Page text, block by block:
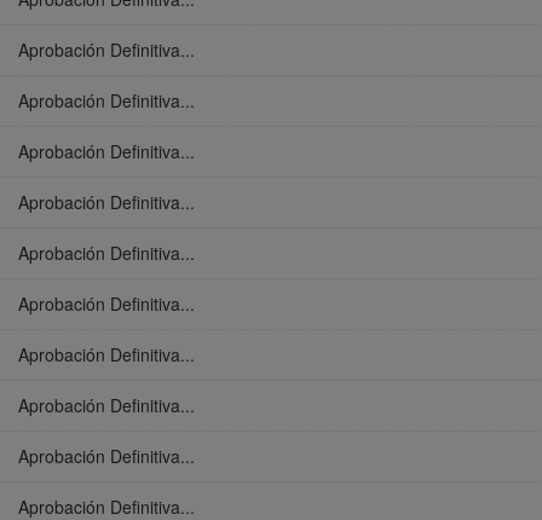
Aprobación Definitiva...
Aprobación Definitiva...
Aprobación Definitiva...
Aprobación Definitiva...
Aprobación Definitiva...
Aprobación Definitiva...
Aprobación Definitiva...
Aprobación Definitiva...
Aprobación Definitiva...
Aprobación Definitiva...